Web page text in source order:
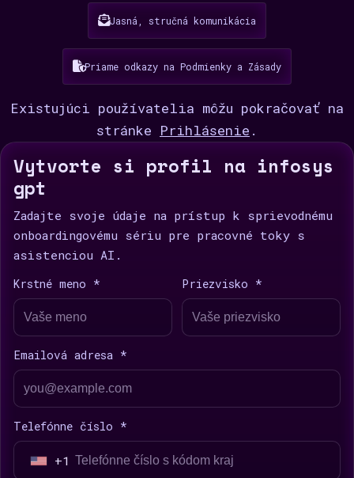
Jasná, stručná komunikácia
Priame odkazy na Podmienky a Zásady
Existujúci používatelia môžu pokračovať na
stránke Prihlásenie .
Vytvorte si profil na infosys
gpt
Zadajte svoje údaje na prístup k sprievodnému
onboardingovému sériu pre pracovné toky s
asistenciou AI.
Krstné meno * Priezvisko *
Emailová adresa *
Telefónne číslo *
U +1